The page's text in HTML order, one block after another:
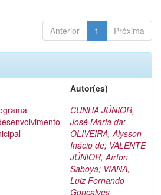
Anterior 1 Próxima
Autor(es)
CUNHA JÚNIOR,
José Maria da;
OLIVEIRA, Alysson
Inácio de; VALENTE
JÚNIOR, Aírton
Saboya; VIANA,
Luiz Fernando
Gonçalves